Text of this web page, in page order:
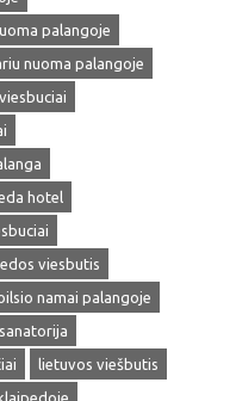
palangoje
nuoma palangoje
hotel
viesbutis
namai palangoje
lietuvos viešbutis